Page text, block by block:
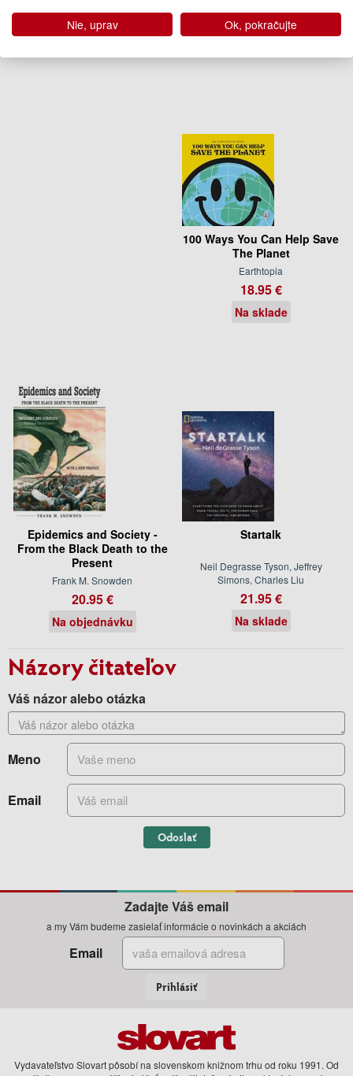
Pripravujeme
(predobjednávka)
(predobjednávka)
100 Ways You Can Help Save
The Planet
Earthtopia
18.95 €
Na sklade
Epidemics and Society -
From the Black Death to the
Present
Frank M. Snowden
20.95 €
Na objednávku
Startalk
Neil Degrasse Tyson, Jeffrey
Simons, Charles Liu
21.95 €
Na sklade
Názory čitateľov
Váš názor alebo otázka
Meno
Email
Odoslať
Zadajte Váš email
a my Vám budeme zasielať informácie o novinkách a akciách
Email
Prihlásiť
Vydavateľstvo Slovart pôsobí na slovenskom knižnom trhu od roku 1991. Od
Nie, uprav Ok, pokračujte